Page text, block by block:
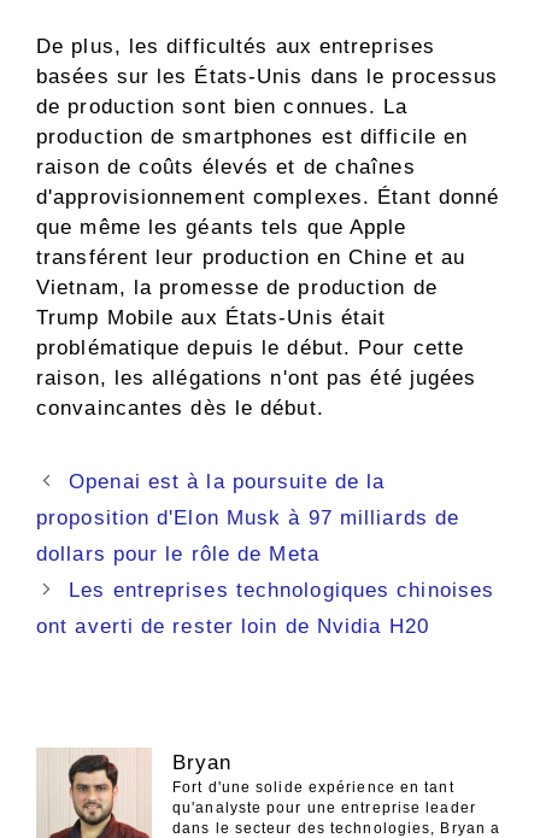
De plus, les difficultés aux entreprises
basées sur les États-Unis dans le processus
de production sont bien connues. La
production de smartphones est difficile en
raison de coûts élevés et de chaînes
d'approvisionnement complexes. Étant donné
que même les géants tels que Apple
transférent leur production en Chine et au
Vietnam, la promesse de production de
Trump Mobile aux États-Unis était
problématique depuis le début. Pour cette
raison, les allégations n'ont pas été jugées
convaincantes dès le début.
Navigation
Openai est à la poursuite de la
proposition d'Elon Musk à 97 milliards de
dollars pour le rôle de Meta
Les entreprises technologiques chinoises
ont averti de rester loin de Nvidia H20
Bryan
Fort d'une solide expérience en tant
qu'analyste pour une entreprise leader
dans le secteur des technologies, Bryan a